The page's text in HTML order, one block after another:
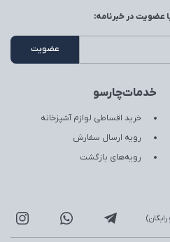
خدمات‌چارسو
خرید اقساطی لوازم آشپزخانه
رویه ارسال سفارش
رویه‌های بازگشت
عضویت در خبرنامه: